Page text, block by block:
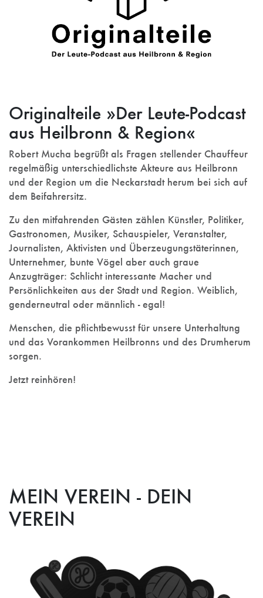
Originalteile »Der Leute-Podcast
aus Heilbronn & Region«
Robert Mucha begrüßt als Fragen stellender Chauffeur
regelmäßig unterschiedlichste Akteure aus Heilbronn
und der Region um die Neckarstadt herum bei sich auf
dem Beifahrersitz.
Zu den mitfahrenden Gästen zählen Künstler, Politiker,
Gastronomen, Musiker, Schauspieler, Veranstalter,
Journalisten, Aktivisten und Überzeugungstäterinnen,
Unternehmer, bunte Vögel aber auch graue
Anzugträger: Schlicht interessante Macher und
Persönlichkeiten aus der Stadt und Region. Weiblich,
genderneutral oder männlich - egal!
Menschen, die pflichtbewusst für unsere Unterhaltung
und das Vorankommen Heilbronns und des Drumherum
sorgen.
Jetzt reinhören!
MEIN VEREIN - DEIN
VEREIN